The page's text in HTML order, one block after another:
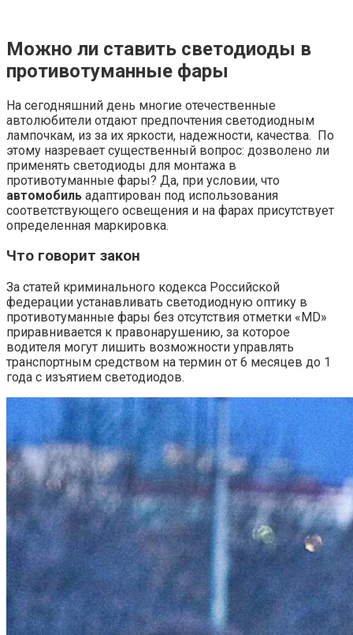
Можно ли ставить светодиоды в
противотуманные фары
На сегодняшний день многие отечественные
автолюбители отдают предпочтения светодиодным
лампочкам, из за их яркости, надежности, качества. По
этому назревает существенный вопрос: дозволено ли
применять светодиоды для монтажа в
противотуманные фары? Да, при условии, что
автомобиль адаптирован под использования
соответствующего освещения и на фарах присутствует
определенная маркировка.
Что говорит закон
За статей криминального кодекса Российской
федерации устанавливать светодиодную оптику в
противотуманные фары без отсутствия отметки «MD»
приравнивается к правонарушению, за которое
водителя могут лишить возможности управлять
транспортным средством на термин от 6 месяцев до 1
года с изъятием светодиодов.